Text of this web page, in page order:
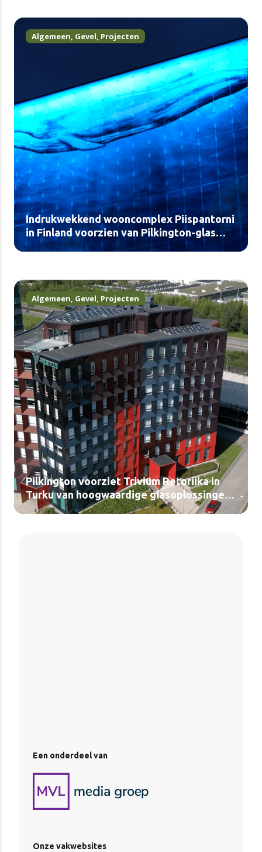
Algemeen, Gevel, Projecten
Indrukwekkend wooncomplex Piispantorni
in Finland voorzien van Pilkington-glas
(video)
Algemeen, Gevel, Projecten
Pilkington voorziet Trivium Retoriika in
Turku van hoogwaardige glasoplossingen
(video)
Een onderdeel van
Onze vakwebsites